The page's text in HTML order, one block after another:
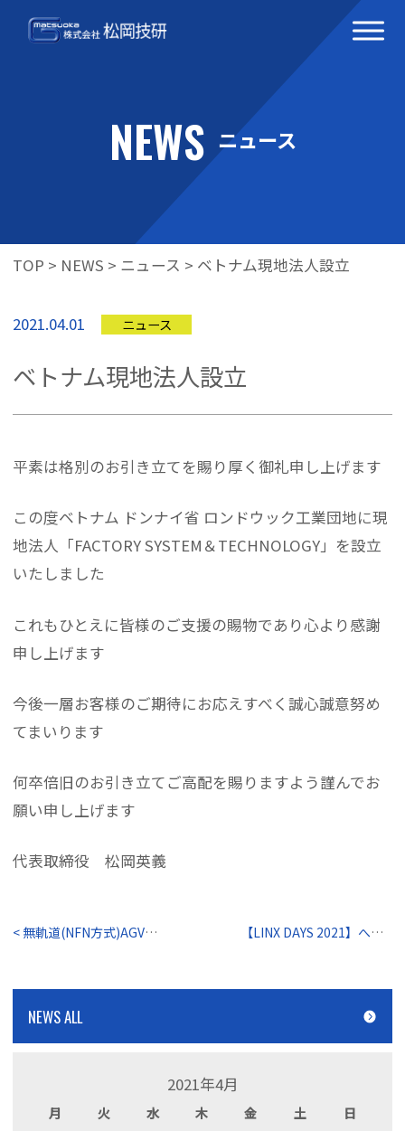
NEWS ニュース
TOP > NEWS > ニュース > ベトナム現地法人設立
2021.04.01 ニュース
ベトナム現地法人設立
平素は格別のお引き立てを賜り厚く御礼申し上げます
この度ベトナム ドンナイ省 ロンドウック工業団地に現
地法人「FACTORY SYSTEM＆TECHNOLOGY」を設立
いたしました
これもひとえに皆様のご支援の賜物であり心より感謝
申し上げます
今後一層お客様のご期待にお応えすべく誠心誠意努め
てまいります
何卒倍旧のお引き立てご高配を賜りますよう謹んでお
願い申し上げます
代表取締役 松岡英義
< 無軌道(NFN方式)AGVのご紹介！ 【LINX DAYS 2021】への参加決定！ >
NEWS ALL
2021年4月
月 火 水 木 金 土
日